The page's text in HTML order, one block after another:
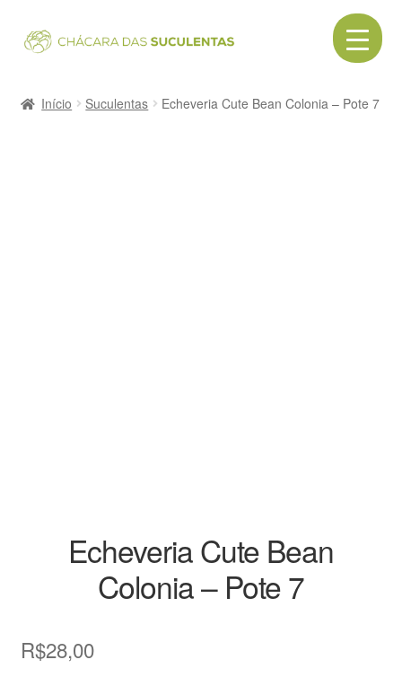
Pular
para
Pular
para
conteúdo
Miniaturas
Início Suculentas Echeveria Cute Bean Colonia – Pote 7
Echeveria Cute Bean
Colonia – Pote 7
R$28,00